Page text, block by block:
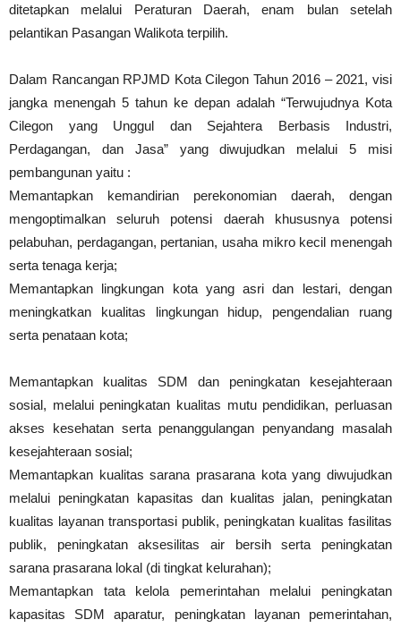
ditetapkan melalui Peraturan Daerah, enam bulan setelah
pelantikan Pasangan Walikota terpilih.
Dalam Rancangan RPJMD Kota Cilegon Tahun 2016 – 2021, visi
jangka menengah 5 tahun ke depan adalah “Terwujudnya Kota
Cilegon yang Unggul dan Sejahtera Berbasis Industri,
Perdagangan, dan Jasa” yang diwujudkan melalui 5 misi
pembangunan yaitu :
Memantapkan kemandirian perekonomian daerah, dengan
mengoptimalkan seluruh potensi daerah khususnya potensi
pelabuhan, perdagangan, pertanian, usaha mikro kecil menengah
serta tenaga kerja;
Memantapkan lingkungan kota yang asri dan lestari, dengan
meningkatkan kualitas lingkungan hidup, pengendalian ruang
serta penataan kota;
Memantapkan kualitas SDM dan peningkatan kesejahteraan
sosial, melalui peningkatan kualitas mutu pendidikan, perluasan
akses kesehatan serta penanggulangan penyandang masalah
kesejahteraan sosial;
Memantapkan kualitas sarana prasarana kota yang diwujudkan
melalui peningkatan kapasitas dan kualitas jalan, peningkatan
kualitas layanan transportasi publik, peningkatan kualitas fasilitas
publik, peningkatan aksesilitas air bersih serta peningkatan
sarana prasarana lokal (di tingkat kelurahan);
Memantapkan tata kelola pemerintahan melalui peningkatan
kapasitas SDM aparatur, peningkatan layanan pemerintahan,